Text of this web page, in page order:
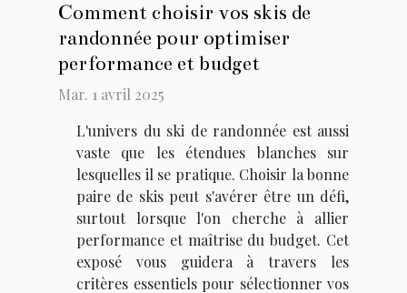
Comment choisir vos skis de
randonnée pour optimiser
performance et budget
Mar. 1 avril 2025
L'univers du ski de randonnée est aussi
vaste que les étendues blanches sur
lesquelles il se pratique. Choisir la bonne
paire de skis peut s'avérer être un défi,
surtout lorsque l'on cherche à allier
performance et maîtrise du budget. Cet
exposé vous guidera à travers les
critères essentiels pour sélectionner vos